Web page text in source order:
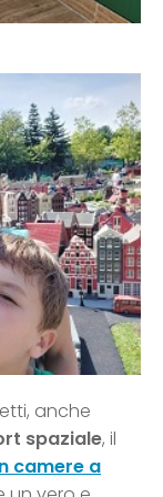
anche
spaziale, il
camere a